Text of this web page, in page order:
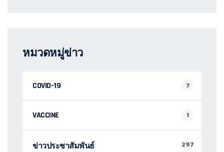
หมวดหมู่ข่าว
COVID-19 7
VACCINE 1
ข่าวประชาสัมพันธ์ 297